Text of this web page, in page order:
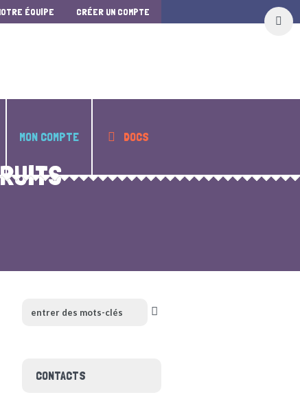
ÉQUIPE CRÉER UN COMPTE
MON COMPTE DOCS
CONTACTS